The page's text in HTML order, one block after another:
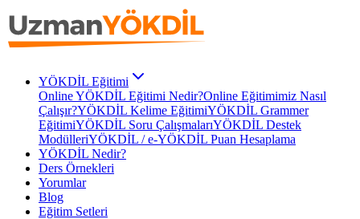
YÖKDİL Eğitimi
Online YÖKDİL Eğitimi Nedir?Online Eğitimimiz Nasıl
Çalışır?YÖKDİL Kelime EğitimiYÖKDİL Grammer
EğitimiYÖKDİL Soru ÇalışmalarıYÖKDİL Destek
ModülleriYÖKDİL / e-YÖKDİL Puan Hesaplama
YÖKDİL Nedir?
Ders Örnekleri
Yorumlar
Blog
Eğitim Setleri